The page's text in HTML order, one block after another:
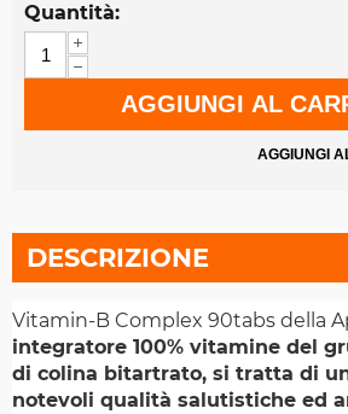
Quantità:
+
−
AGGIUNGI AL
AGGIUNGI
DESCRIZIONE
Vitamin-B Complex 90tabs della
integratore 100% vitamine del
di colina bitartrato, si tratta di
notevoli qualità salutistiche ed